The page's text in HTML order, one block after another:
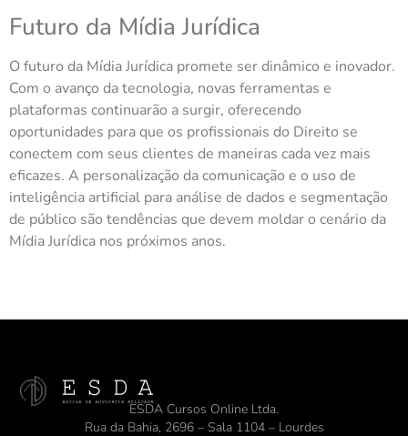
Futuro da Mídia Jurídica
O futuro da Mídia Jurídica promete ser dinâmico e inovador.
Com o avanço da tecnologia, novas ferramentas e
plataformas continuarão a surgir, oferecendo
oportunidades para que os profissionais do Direito se
conectem com seus clientes de maneiras cada vez mais
eficazes. A personalização da comunicação e o uso de
inteligência artificial para análise de dados e segmentação
de público são tendências que devem moldar o cenário da
Mídia Jurídica nos próximos anos.
ESDA Cursos Online Ltda.
Rua da Bahia, 2696 – Sala 1104 – Lourdes